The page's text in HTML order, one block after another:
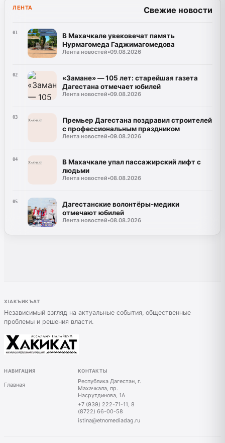
ЛЕНТА Свежие новости
01
В Махачкале увековечат память
Нурмагомеда Гаджимагомедова
Лента новостей•09.08.2026
02
«Замане» — 105 лет: старейшая газета
Дагестана отмечает юбилей
Лента новостей•09.08.2026
03
Премьер Дагестана поздравил строителей
с профессиональным праздником
Лента новостей•09.08.2026
04
В Махачкале упал пассажирский лифт с
людьми
Лента новостей•08.08.2026
05
Дагестанские волонтёры-медики
отмечают юбилей
Лента новостей•08.08.2026
ХIАКЪИКЪАТ
Независимый взгляд на актуальные события, общественные
проблемы и решения власти.
НАВИГАЦИЯ
Главная
КОНТАКТЫ
Республика Дагестан, г.
Махачкала, пр.
Насрутдинова, 1А
+7 (939) 222-71-11, 8
(8722) 66-00-58
istina@etnomediadag.ru